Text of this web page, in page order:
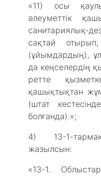
«11) осы
әлеуметтік
сақтай
(ұйымдардың),
да кеңселердің
ретте
қашықтықтан
(штат
болғанда).»;
4) 13-1-
жазылсын:
«13-1.